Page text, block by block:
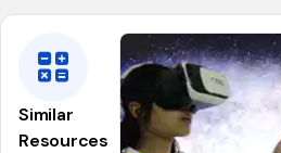
Similar
Resources